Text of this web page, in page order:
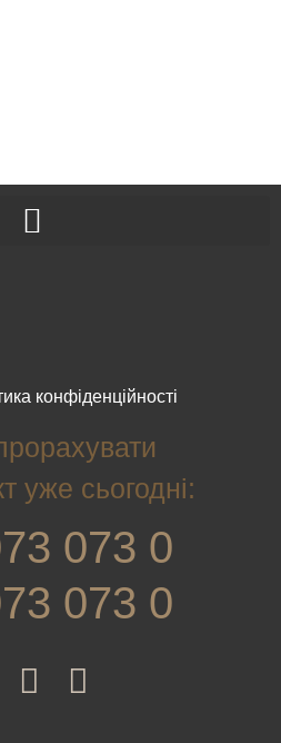
конфіденційності
уже сьогодні:
073 0
073 0